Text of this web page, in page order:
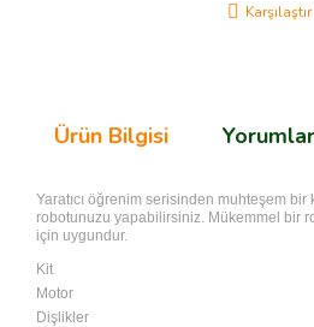
Karşılaştır
Ürün Bilgisi Yorumlar
Yaratıcı öğrenim serisinden muhteşem
robotunuzu yapabilirsiniz. Mükemmel bir
için uygundur.
Kit
Motor
Dişlikler